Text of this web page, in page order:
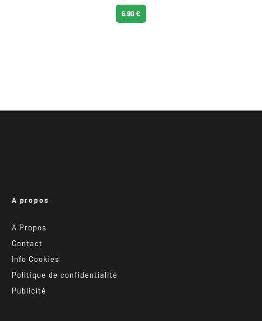
6.90 €
A propos
A Propos
Contact
Info Cookies
Politique de confidentialité
Publicité